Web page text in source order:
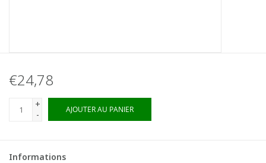
€24,78
+
-
AJOUTER AU PANIER
Informations